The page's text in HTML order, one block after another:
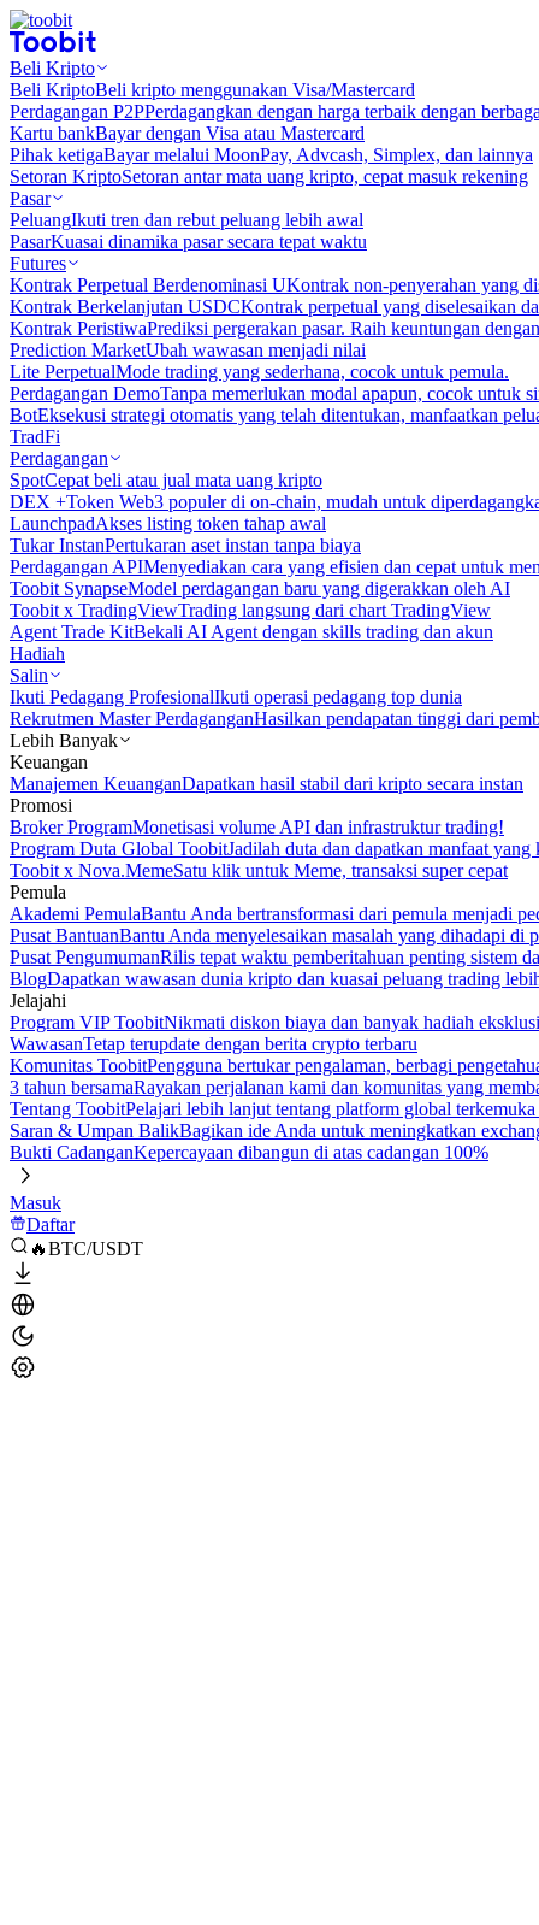
Beli Kripto
Beli KriptoBeli kripto menggunakan Visa/Mastercard
Perdagangan P2PPerdagangkan dengan harga terbaik dengan
Kartu bankBayar dengan Visa atau Mastercard
Pihak ketigaBayar melalui MoonPay, Advcash, Simplex, dan lainnya
Setoran KriptoSetoran antar mata uang kripto, cepat masuk rekening
Pasar
PeluangIkuti tren dan rebut peluang lebih awal
PasarKuasai dinamika pasar secara tepat waktu
Futures
Kontrak Perpetual Berdenominasi UKontrak non-penyerahan yang
Kontrak Berkelanjutan USDCKontrak perpetual yang diselesaikan
Kontrak PeristiwaPrediksi pergerakan pasar. Raih keuntungan
Prediction MarketUbah wawasan menjadi nilai
Lite PerpetualMode trading yang sederhana, cocok untuk pemula.
Perdagangan DemoTanpa memerlukan modal apapun, cocok untuk
BotEksekusi strategi otomatis yang telah ditentukan, manfaatkan
TradFi
Perdagangan
SpotCepat beli atau jual mata uang kripto
DEX +Token Web3 populer di on-chain, mudah untuk
LaunchpadAkses listing token tahap awal
Tukar InstanPertukaran aset instan tanpa biaya
Perdagangan APIMenyediakan cara yang efisien dan cepat untuk
Toobit SynapseModel perdagangan baru yang digerakkan oleh AI
Toobit x TradingViewTrading langsung dari chart TradingView
Agent Trade KitBekali AI Agent dengan skills trading dan akun
Hadiah
Salin
Ikuti Pedagang ProfesionalIkuti operasi pedagang top dunia
Rekrutmen Master PerdaganganHasilkan pendapatan tinggi dari
Lebih Banyak
Keuangan
Manajemen KeuanganDapatkan hasil stabil dari kripto secara instan
Promosi
Broker ProgramMonetisasi volume API dan infrastruktur trading!
Program Duta Global ToobitJadilah duta dan dapatkan manfaat
Toobit x Nova.MemeSatu klik untuk Meme, transaksi super cepat
Pemula
Akademi PemulaBantu Anda bertransformasi dari pemula menjadi
Pusat BantuanBantu Anda menyelesaikan masalah yang dihadapi di
Pusat PengumumanRilis tepat waktu pemberitahuan penting sistem
BlogDapatkan wawasan dunia kripto dan kuasai peluang trading
Jelajahi
Program VIP ToobitNikmati diskon biaya dan banyak hadiah
WawasanTetap terupdate dengan berita crypto terbaru
Komunitas ToobitPengguna bertukar pengalaman, berbagi
3 tahun bersamaRayakan perjalanan kami dan komunitas yang
Tentang ToobitPelajari lebih lanjut tentang platform global
Saran & Umpan BalikBagikan ide Anda untuk meningkatkan
Bukti CadanganKepercayaan dibangun di atas cadangan 100%
Masuk
Daftar
🔥BTC/USDT